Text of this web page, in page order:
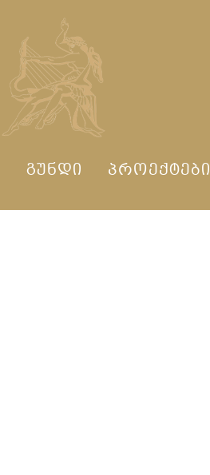
ᲒᲣᲜᲓᲘ ᲞᲠᲝᲔᲥᲢᲔᲑᲘ